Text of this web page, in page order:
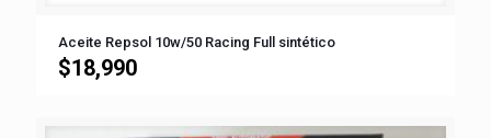
Aceite Repsol 10w/50 Racing Full sintético
$18,990